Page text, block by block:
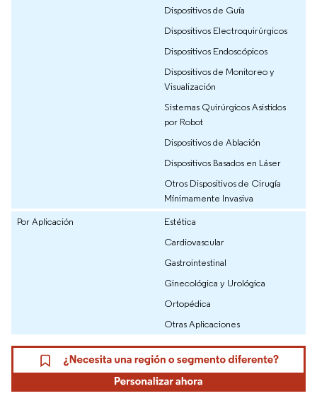
Dispositivos de Guía
Dispositivos Electroquirúrgicos
Dispositivos Endoscópicos
Dispositivos de Monitoreo y
Visualización
Sistemas Quirúrgicos Asistidos
por Robot
Dispositivos de Ablación
Dispositivos Basados en Láser
Otros Dispositivos de Cirugía
Mínimamente Invasiva
Por Aplicación
Estética
Cardiovascular
Gastrointestinal
Ginecológica y Urológica
Ortopédica
Otras Aplicaciones